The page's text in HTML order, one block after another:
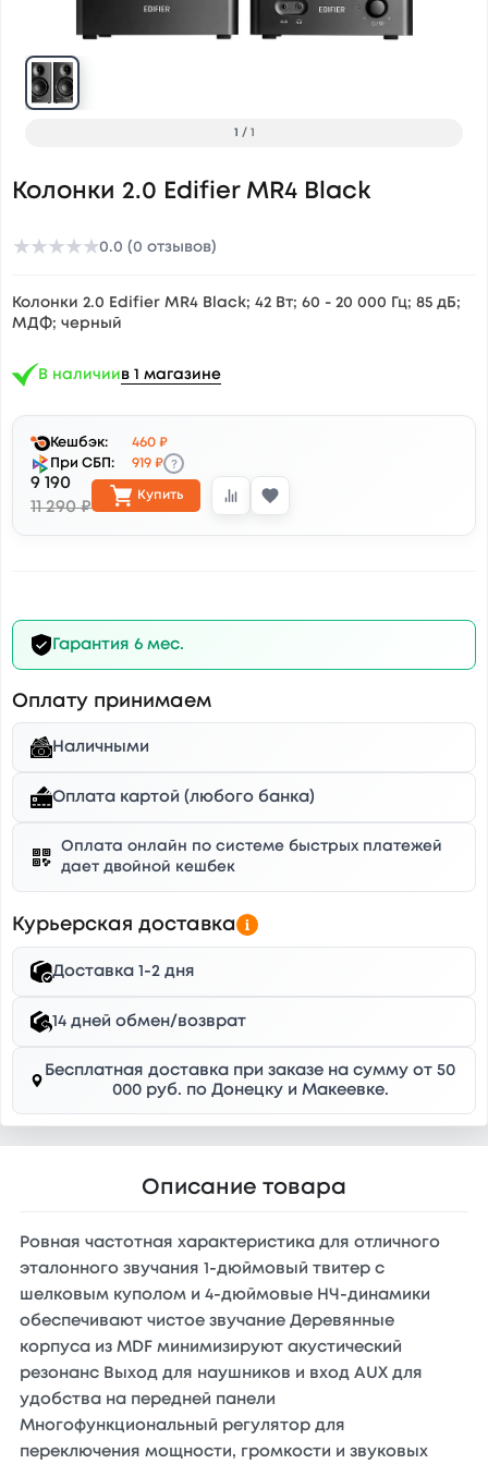
1 / 1
Колонки 2.0 Edifier MR4 Black
★★★★★0.0 (0 отзывов)
Колонки 2.0 Edifier MR4 Black; 42 Вт; 60 - 20 000 Гц; 85 дБ;
МДФ; черный
В наличиив 1 магазине
Кешбэк:
460 ₽
При СБП:
919 ₽ ?
9 190
11 290 ₽
Купить
Гарантия 6 мес.
Оплату принимаем
Наличными
Оплата картой (любого банка)
Оплата онлайн по системе быстрых платежей
дает двойной кешбек
Курьерская доставка
Доставка 1-2 дня
14 дней обмен/возврат
Бесплатная доставка при заказе на сумму от 50
000 руб. по Донецку и Макеевке.
Описание товара
Ровная частотная характеристика для отличного
эталонного звучания 1-дюймовый твитер с
шелковым куполом и 4-дюймовые НЧ-динамики
обеспечивают чистое звучание Деревянные
корпуса из MDF минимизируют акустический
резонанс Выход для наушников и вход AUX для
удобства на передней панели
Многофункциональный регулятор для
переключения мощности, громкости и звуковых